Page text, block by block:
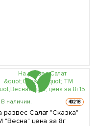
В наличии. 49218
развес Салат "Сказка"
"Весна" цена за 8г